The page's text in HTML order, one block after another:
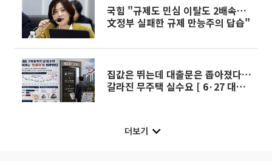
국힘 "규제도 민심 이탈도 2배속…
文정부 실패한 규제 만능주의 답습"
집값은 뛰는데 대출문은 좁아졌다…
갈라진 무주택 실수요 [ 6·27 대책
더보기